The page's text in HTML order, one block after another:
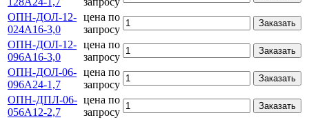
ОПН-ДОЛ-12-
024А16-3,0
цена по
запросу
Заказать
ОПН-ДОЛ-12-
096А16-3,0
цена по
запросу
Заказать
ОПН-ДОЛ-06-
096А24-1,7
цена по
запросу
Заказать
ОПН-ДПЛ-06-
056А12-2,7
цена по
запросу
Заказать